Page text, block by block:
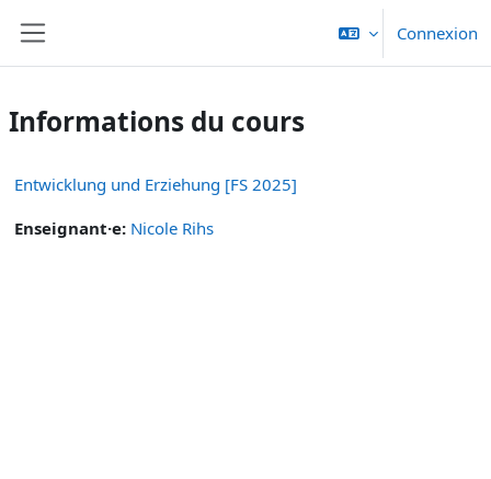
Connexion
Informations du cours
Entwicklung und Erziehung [FS 2025]
Enseignant·e: Nicole Rihs